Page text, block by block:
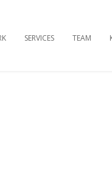
SERVICES TEAM